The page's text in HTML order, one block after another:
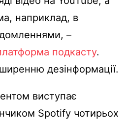
наприклад, в
–
подкасту.
дезінформації.
виступає
Spotify чотирьох